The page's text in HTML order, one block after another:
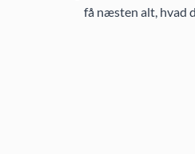
få næsten alt, hvad